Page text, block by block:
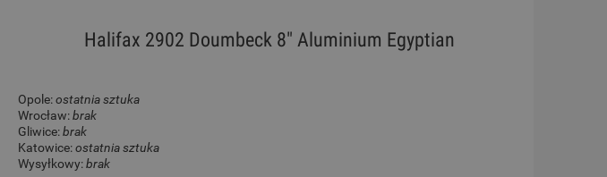
Halifax 2902 Doumbeck 8" Aluminium Egyptian
Opole:ostatnia sztuka
Wrocław:brak
Gliwice:brak
Katowice:ostatnia sztuka
Wysyłkowy:brak